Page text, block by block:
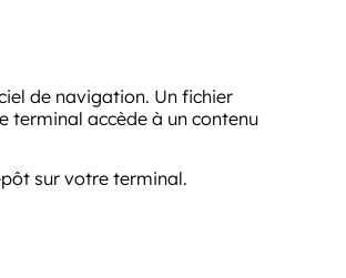
de navigation. Un fichier
terminal accède à un contenu
sur votre terminal.